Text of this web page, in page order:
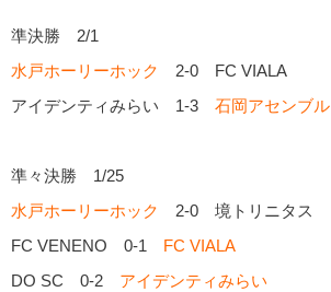
準決勝 2/1
水戸ホーリーホック
2-0 FC VIALA
アイデンティみらい 1-3 石岡アセンブル
準々決勝 1/25
水戸ホーリーホック
2-0 境トリニタス
FC VENENO 0-1 FC VIALA
DO SC 0-2 アイデンティみらい